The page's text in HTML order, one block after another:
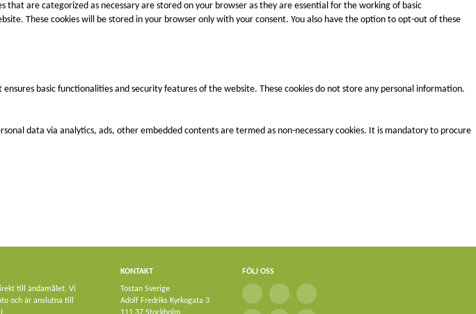
till ändamålet. Vi
och är anslutna till
KONTAKT
Tostan Sverige
Adolf Fredriks Kyrkogata 3
FÖLJ OSS
are categorized as necessary are stored on your browser as they are essential for the working of basic
These cookies will be stored in your browser only with your consent. You also have the option to opt-out of these
basic functionalities and security features of the website. These cookies do not store any personal information.
data via analytics, ads, other embedded contents are termed as non-necessary cookies. It is mandatory to procure